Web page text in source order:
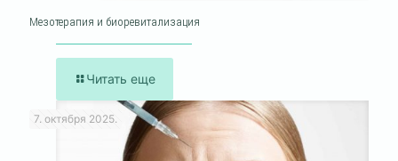
Мезотерапия и биоревитализация
Читать еще
7. октября 2025.